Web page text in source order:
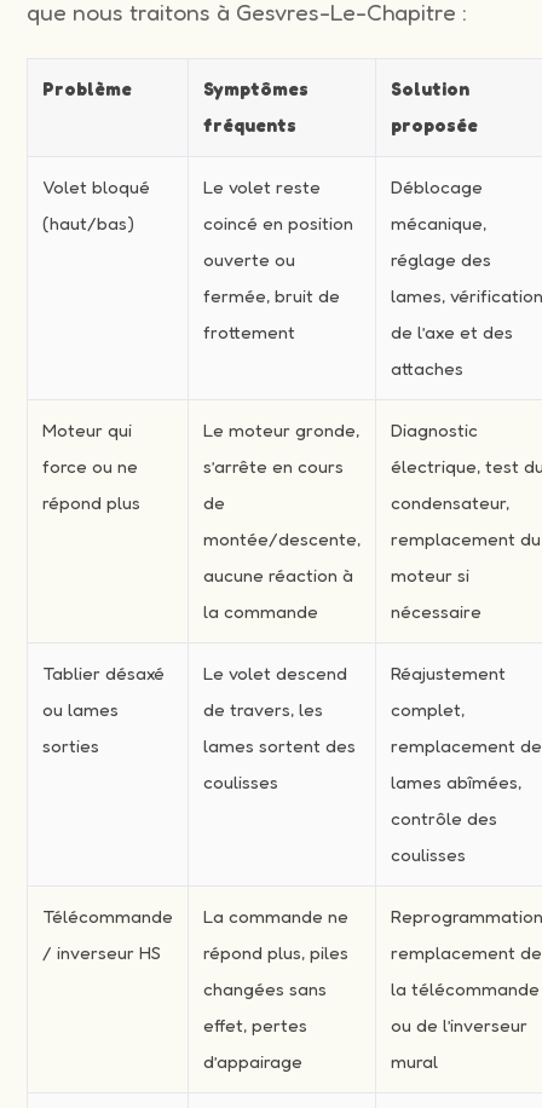
que nous traitons à Gesvres-Le-Chapitre :
Problème
Symptômes
fréquents
Solution
proposée
Volet bloqué
(haut/bas)
Le volet reste
coincé en position
ouverte ou
fermée, bruit de
frottement
Déblocage
mécanique,
réglage des
lames,
de l’axe et des
attaches
Moteur qui
force ou ne
répond plus
Le moteur gronde,
s’arrête en cours
de
montée/descente,
aucune réaction à
la commande
Diagnostic
électrique, test
condensateur,
remplacement du
moteur si
nécessaire
Tablier désaxé
ou lames
sorties
Le volet descend
de travers, les
lames sortent des
coulisses
Réajustement
complet,
remplacement de
lames abîmées,
contrôle des
coulisses
Télécommande
/ inverseur HS
La commande ne
répond plus, piles
changées sans
effet, pertes
d’appairage
remplacement de
la télécommande
ou de l’inverseur
mural